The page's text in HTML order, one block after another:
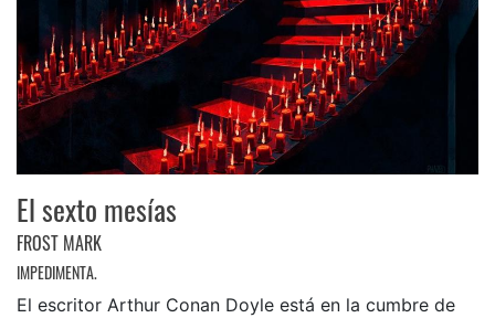
El sexto mesías
FROST MARK
IMPEDIMENTA.
El escritor Arthur Conan Doyle está en la cumbre de